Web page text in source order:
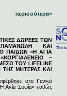
περισσότερα»
ΔΩΡΕΕΣ ΤΩΝ
ΚΑΙ
ΠΑΙΔΩΝ «Η ΑΓΙΑ
–
ΤΟΥ LIFELINE
ΤΗΣ ΜΗΤΕΡΑΣ ΚΑΙ
στο Γενικό
Αγία Σοφία» καθώς